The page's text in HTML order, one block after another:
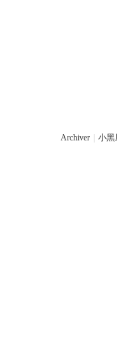
Archiver 小黑